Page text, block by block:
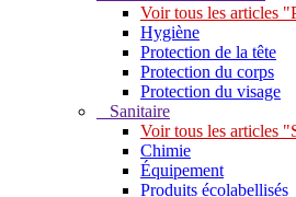
Voir tous les articles
Hygiène
Protection de la tête
Protection du corps
Protection du visage
Sanitaire
Voir tous les articles
Chimie
Équipement
Produits écolabellisés